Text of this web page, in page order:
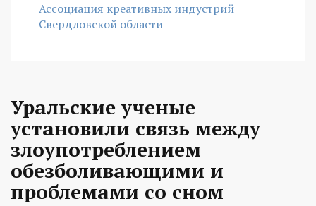
Ассоциация креативных индустрий
Свердловской области
Уральские ученые
установили связь между
злоупотреблением
обезболивающими и
проблемами со сном